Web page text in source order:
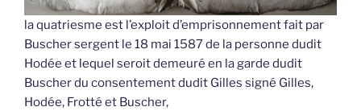
la quatriesme est l’exploit d’emprisonnement fait par
Buscher sergent le 18 mai 1587 de la personne dudit
Hodée et lequel seroit demeuré en la garde dudit
Buscher du consentement dudit Gilles signé Gilles,
Hodée, Frotté et Buscher,